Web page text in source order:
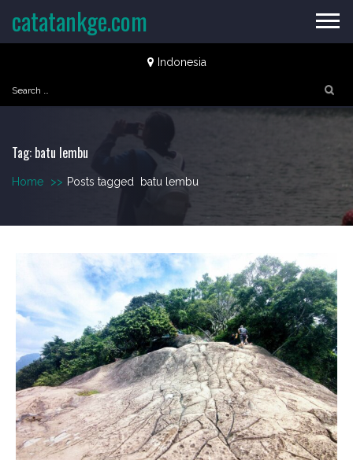
Indonesia
Search
for:
catatankge.com
Tag: batu lembu
Home >> Posts tagged batu lembu